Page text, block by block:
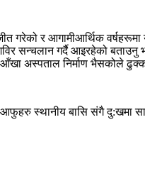
र आगामीआर्थिक
सन्चलान गर्दै आइरहेको
अस्पताल निर्माण भैसकोले
आफुहरु स्थानीय बासि संगै